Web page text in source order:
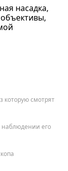
насадка,
которую смотрят
наблюдении его